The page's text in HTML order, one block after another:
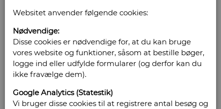
Sælges af: Akademisk
Antikvariat
Klaregade 27
5000 Odense C
CVR/SE: 12316275
Websitet anvender følgende cookies:
Nødvendige:
Disse cookies er nødvendige for, at du kan bruge
vores website og funktioner, såsom at bestille bøger,
logge ind eller udfylde formularer (og derfor kan du
ikke fravælge dem).
Google Analytics (Statestik)
Vi bruger disse cookies til at registrere antal besøg og